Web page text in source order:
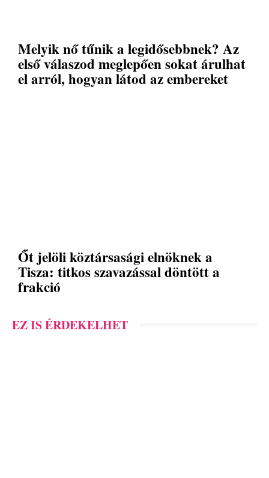
Melyik nő tűnik a legidősebbnek? Az
első válaszod meglepően sokat árulhat
el arról, hogyan látod az embereket
Őt jelöli köztársasági elnöknek a
Tisza: titkos szavazással döntött a
frakció
EZ IS ÉRDEKELHET